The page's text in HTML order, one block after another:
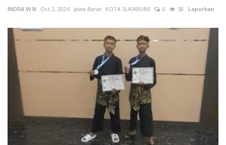
INDRA W N Oct 2, 2024 Jawa Barat KOTA SUKABUMI 0 58 Laporkan